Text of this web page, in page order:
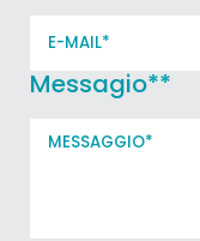
Messagio**